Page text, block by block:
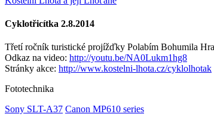
Cyklotřicítka 2.8.2014
Třetí ročník turistické projížďky Polabím Bohumila
Odkaz na video: http://youtu.be/NA0Lukm1hg8
Stránky akce: http://www.kostelni-lhota.cz/cyklolhotak
Fototechnika
Sony SLT-A37 Canon MP610 series